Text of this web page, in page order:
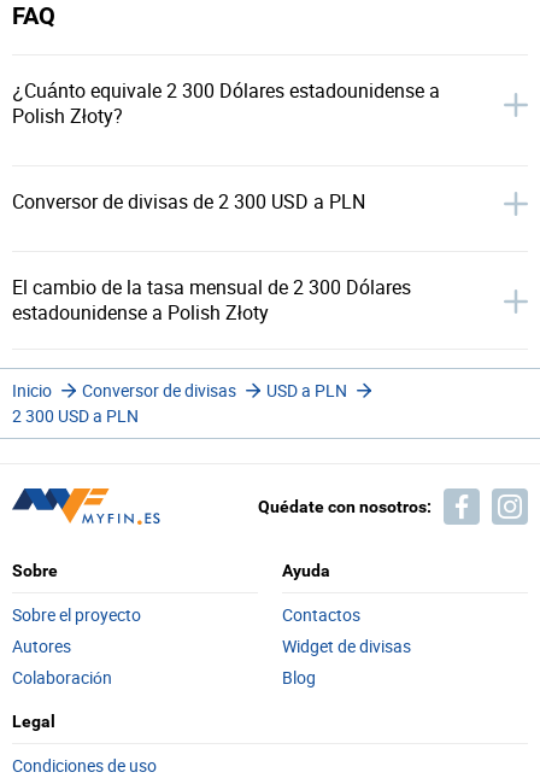
FAQ
¿Cuánto equivale 2 300 Dólares estadounidense a
Polish Złoty?
Conversor de divisas de 2 300 USD a PLN
El cambio de la tasa mensual de 2 300 Dólares
estadounidense a Polish Złoty
Inicio Conversor de divisas
USD a PLN
2 300 USD a PLN
Quédate con nosotros:
Sobre
Sobre el proyecto
Autores
Colaboración
Ayuda
Contactos
Widget de divisas
Blog
Legal
Condiciones de uso